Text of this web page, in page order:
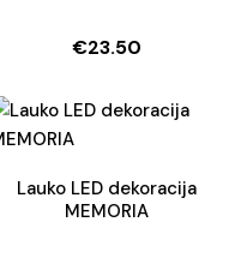
€23.50
Lauko LED dekoracija
MEMORIA